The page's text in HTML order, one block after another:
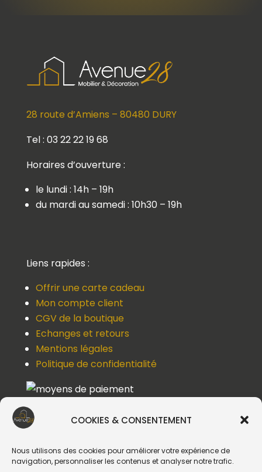
COOKIES & CONSENTEMENT
Nous utilisons des cookies pour améliorer votre expérience de
navigation, personnaliser les contenus et analyser notre trafic.
28 route d’Amiens – 80480 DURY
Tel : 03 22 22 19 68
Horaires d’ouverture :
le lundi : 14h – 19h
du mardi au samedi : 10h30 – 19h
Liens rapides :
Offrir une carte cadeau
Mon compte client
CGV de la boutique
Echanges et retours
Mentions légales
Politique de confidentialité
Une question, un devis, un souci ?
Contactez-nous !